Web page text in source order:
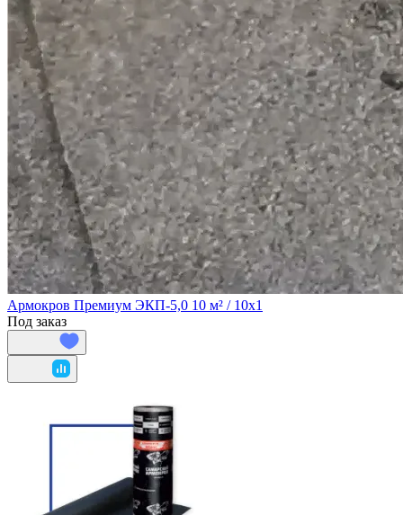
Армокров Премиум ЭКП-5,0 10 м² / 10х1
Под заказ